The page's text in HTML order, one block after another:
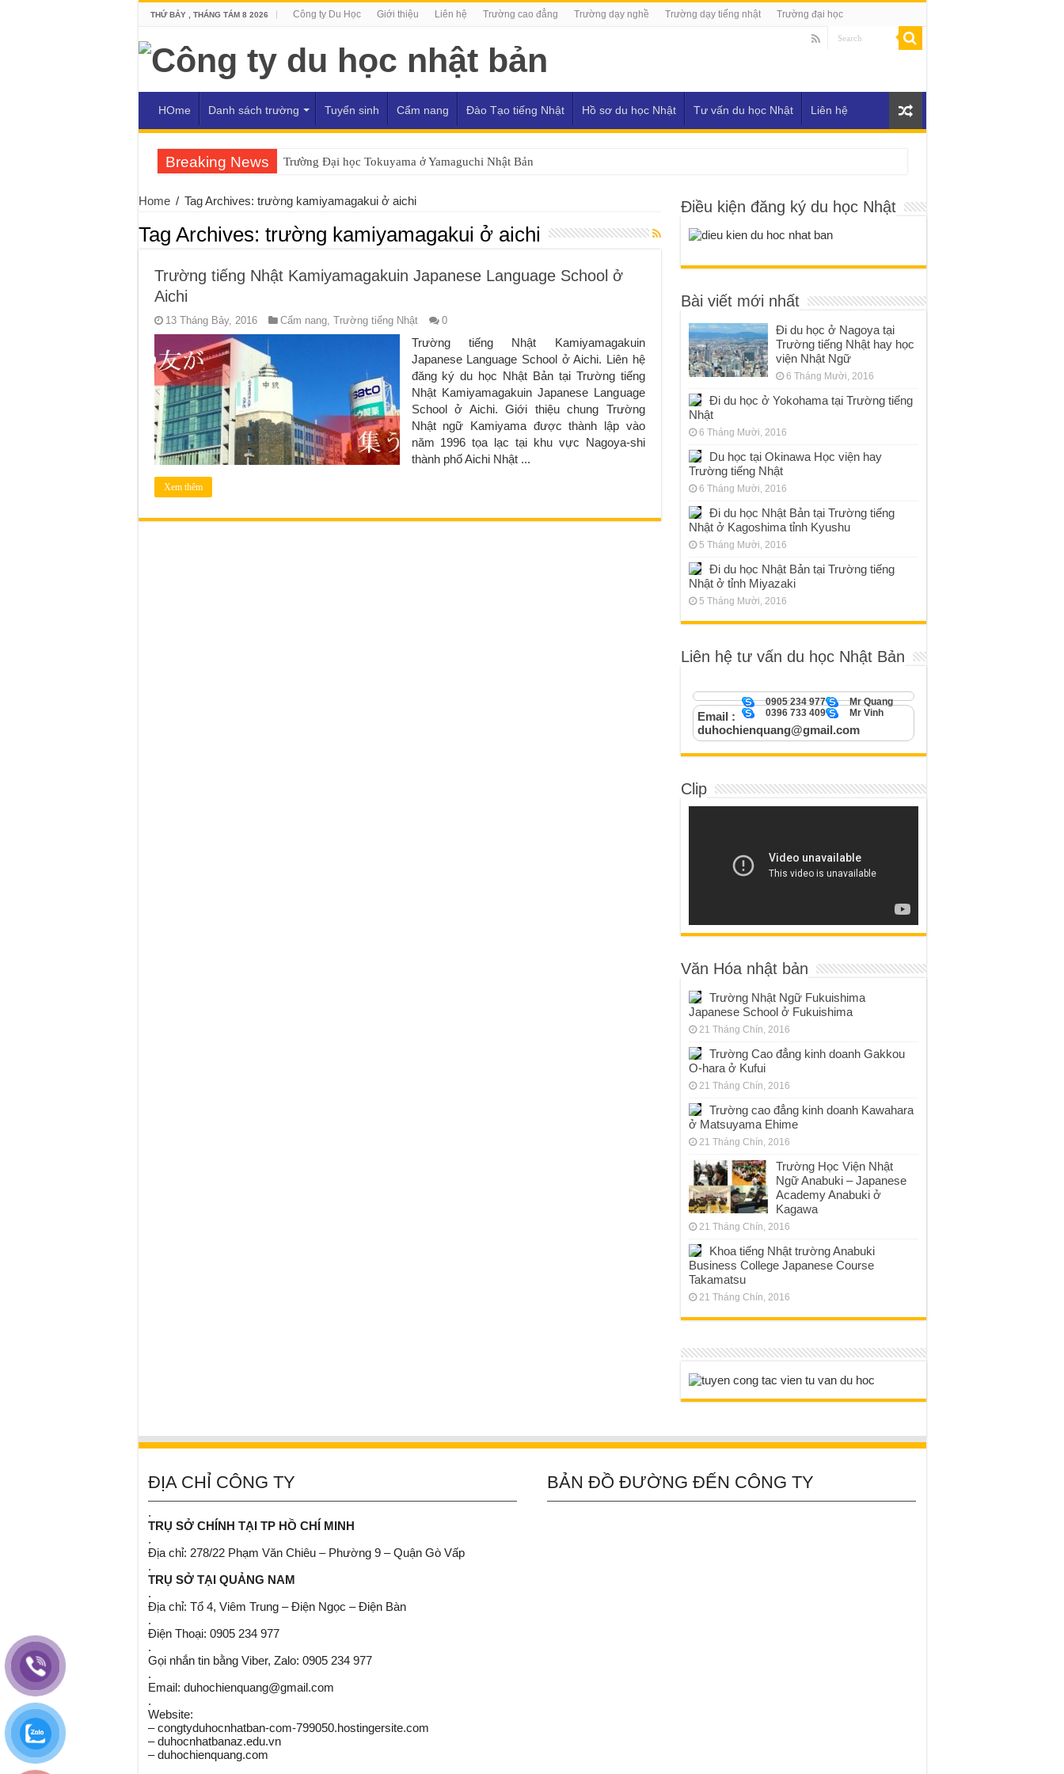
THỨ BẢY , THÁNG TÁM 8 2026 Công ty Du Học Giới thiệu Liên hệ Trường cao đẳng Trường dạy nghề Trường dạy tiếng nhật Trường đại học
HOme Danh sách trường Tuyển sinh Cẩm nang Đào Tạo tiếng Nhật Hồ sơ du học Nhật Tư vấn du học Nhật Liên hệ
Breaking News Trường Đại học Tokuyama ở Yamaguchi Nhật Bản
Home / Tag Archives: trường kamiyamagakui ở aichi
Tag Archives: trường kamiyamagakui ở aichi
Trường tiếng Nhật Kamiyamagakuin Japanese Language School ở
Aichi
13 Tháng Bảy, 2016 Cẩm nang, Trường tiếng Nhật 0
Trường tiếng Nhật Kamiyamagakuin
Japanese Language School ở Aichi. Liên hệ
đăng ký du học Nhật Bản tại Trường tiếng
Nhật Kamiyamagakuin Japanese Language
School ở Aichi. Giới thiệu chung Trường
Nhật ngữ Kamiyama được thành lập vào
năm 1996 tọa lạc tại khu vực Nagoya-shi
thành phố Aichi Nhật ...
Xem thêm
Điều kiện đăng ký du học Nhật
Bài viết mới nhất
Đi du học ở Nagoya tại
Trường tiếng Nhật hay học
viện Nhật Ngữ
6 Tháng Mười, 2016
Đi du học ở Yokohama tại Trường tiếng
Nhật
6 Tháng Mười, 2016
Du học tại Okinawa Học viện hay
Trường tiếng Nhật
6 Tháng Mười, 2016
Đi du học Nhật Bản tại Trường tiếng
Nhật ở Kagoshima tỉnh Kyushu
5 Tháng Mười, 2016
Đi du học Nhật Bản tại Trường tiếng
Nhật ở tỉnh Miyazaki
5 Tháng Mười, 2016
Liên hệ tư vấn du học Nhật Bản
Mr Quang
0905 234 977
Mr Vinh
0396 733 409
Email :
duhochienquang@gmail.com
Clip
Văn Hóa nhật bản
Trường Nhật Ngữ Fukuishima
Japanese School ở Fukuishima
21 Tháng Chín, 2016
Trường Cao đẳng kinh doanh Gakkou
O-hara ở Kufui
21 Tháng Chín, 2016
Trường cao đẳng kinh doanh Kawahara
ở Matsuyama Ehime
21 Tháng Chín, 2016
Trường Học Viện Nhật
Ngữ Anabuki – Japanese
Academy Anabuki ở
Kagawa
21 Tháng Chín, 2016
Khoa tiếng Nhật trường Anabuki
Business College Japanese Course
Takamatsu
21 Tháng Chín, 2016
ĐỊA CHỈ CÔNG TY
.
TRỤ SỞ CHÍNH TẠI TP HỒ CHÍ MINH
.
Địa chỉ: 278/22 Phạm Văn Chiêu – Phường 9 – Quận Gò Vấp
.
TRỤ SỞ TẠI QUẢNG NAM
.
Địa chỉ: Tổ 4, Viêm Trung – Điện Ngọc – Điện Bàn
.
Điện Thoại: 0905 234 977
.
Gọi nhắn tin bằng Viber, Zalo: 0905 234 977
.
Email: duhochienquang@gmail.com
.
Website:
– congtyduhocnhatban-com-799050.hostingersite.com
– duhocnhatbanaz.edu.vn
– duhochienquang.com
BẢN ĐỒ ĐƯỜNG ĐẾN CÔNG TY